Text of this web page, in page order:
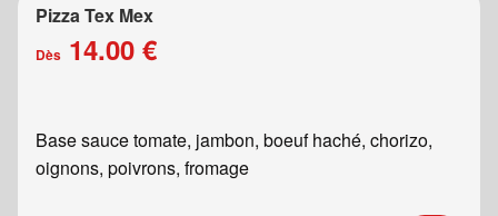
Pizza Tex Mex
Dès 14.00 €
Base sauce tomate, jambon, boeuf haché, chorizo,
oignons, poivrons, fromage